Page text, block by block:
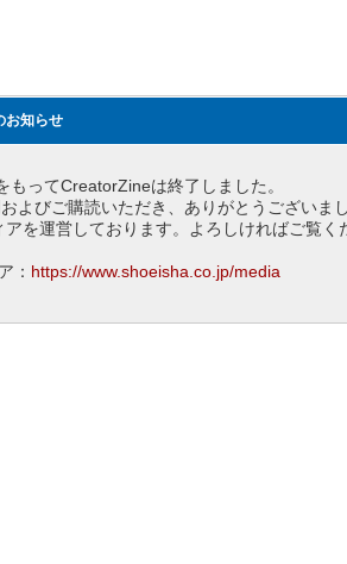
お知らせ
もってCreatorZineは終了しました。
よびご購読いただき、ありがとうございまし
を運営しております。よろしければご覧く
： https://www.shoeisha.co.jp/media